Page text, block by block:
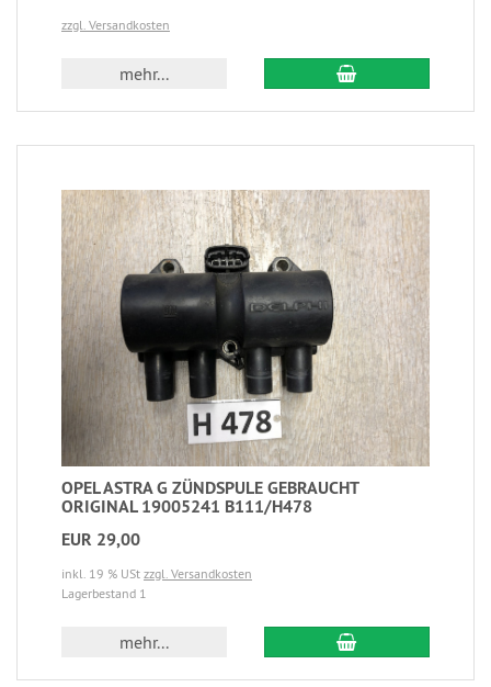
zzgl. Versandkosten
mehr...
OPEL ASTRA G ZÜNDSPULE GEBRAUCHT
ORIGINAL 19005241 B111/H478
EUR 29,00
inkl. 19 % USt zzgl. Versandkosten
Lagerbestand 1
mehr...